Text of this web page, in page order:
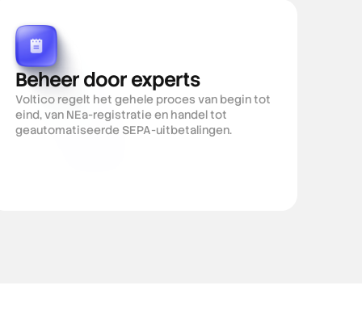
Beheer door experts
Voltico regelt het gehele proces van begin tot
eind, van NEa-registratie en handel tot
geautomatiseerde SEPA-uitbetalingen.